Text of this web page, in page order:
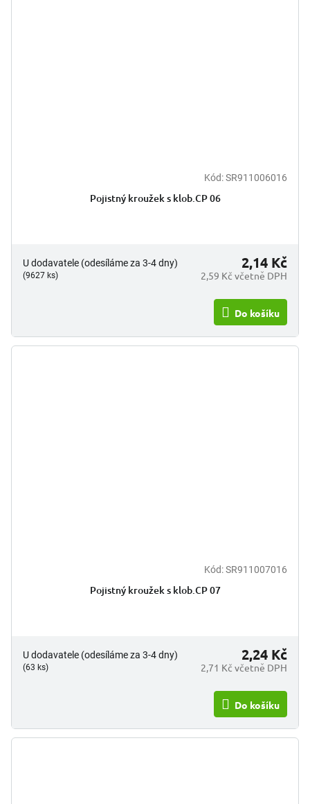
Kód:SR911006016
Pojistný kroužek s klob.CP 06
U dodavatele (odesíláme za 3-4 dny)
(9627 ks) 2,59 Kč včetně DPH
2,14 Kč
Do košíku
Kód:SR911007016
Pojistný kroužek s klob.CP 07
U dodavatele (odesíláme za 3-4 dny)
(63 ks) 2,71 Kč včetně DPH
2,24 Kč
Do košíku